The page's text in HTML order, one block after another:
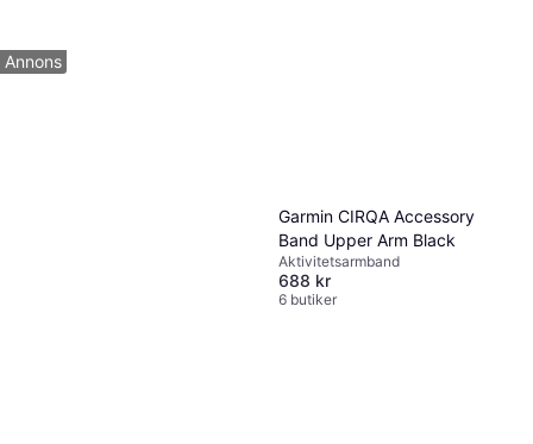
Garmin CIRQA Accessory
Band Upper Arm Black
Aktivitetsarmband
688 kr
6 butiker
Annons